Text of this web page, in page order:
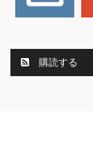
購読する